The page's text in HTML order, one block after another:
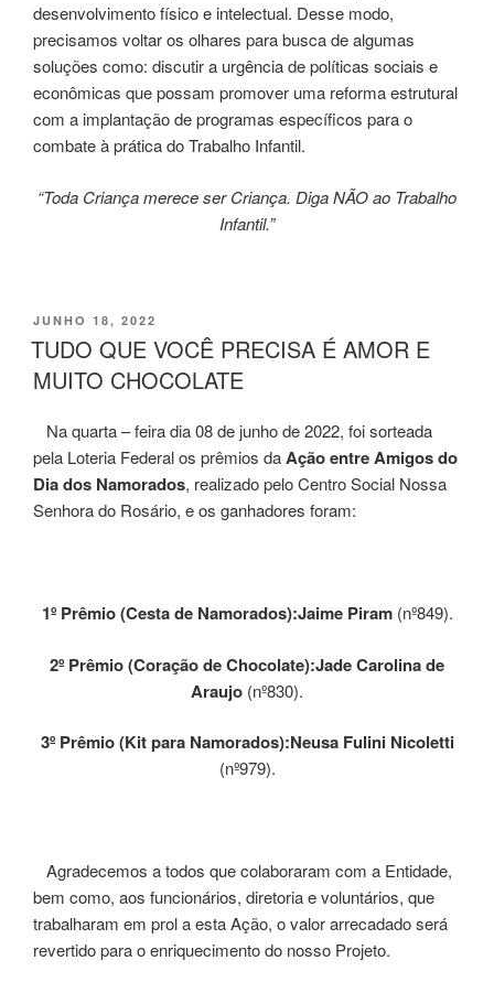
desenvolvimento físico e intelectual. Desse modo,
precisamos voltar os olhares para busca de algumas
soluções como: discutir a urgência de políticas sociais e
econômicas que possam promover uma reforma estrutural
com a implantação de programas específicos para o
combate à prática do Trabalho Infantil.
“Toda Criança merece ser Criança. Diga NÃO ao Trabalho
Infantil.”
PUBLICADO
EM
JUNHO 18, 2022
TUDO QUE VOCÊ PRECISA É AMOR E
MUITO CHOCOLATE
Na quarta – feira dia 08 de junho de 2022, foi sorteada
pela Loteria Federal os prêmios daAção entre Amigos do
Dia dos Namorados, realizado pelo Centro Social Nossa
Senhora do Rosário, e os ganhadores foram:
1º Prêmio (Cesta de Namorados):Jaime Piram (nº849).
2º Prêmio (Coração de Chocolate):Jade Carolina de
Araujo (nº830).
3º Prêmio (Kit para Namorados):Neusa Fulini Nicoletti
(nº979).
Agradecemos a todos que colaboraram com a Entidade,
bem como, aos funcionários, diretoria e voluntários, que
trabalharam em prol a esta Ação, o valor arrecadado será
revertido para o enriquecimento do nosso Projeto.